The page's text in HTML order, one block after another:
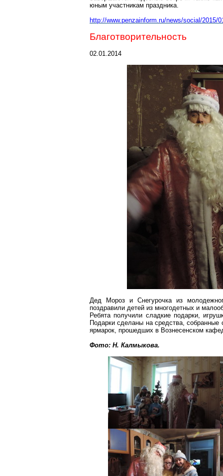
юным участникам праздника.
http://www.penzainform.ru/news/social/
Благотворительность
02.01.2014
Дед Мороз и Снегурочка из
поздравили детей из многодетных и
Ребята получили сладкие подарки,
Подарки сделаны на средства, собранные
ярмарок, прошедших в Вознесенском
Фото: Н. Калмыкова.